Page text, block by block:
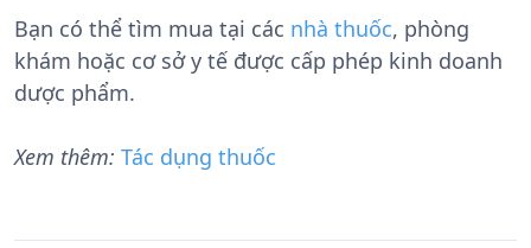
Bạn có thể tìm mua tại các nhà thuốc, phòng
khám hoặc cơ sở y tế được cấp phép kinh doanh
dược phẩm.
Xem thêm: Tác dụng thuốc